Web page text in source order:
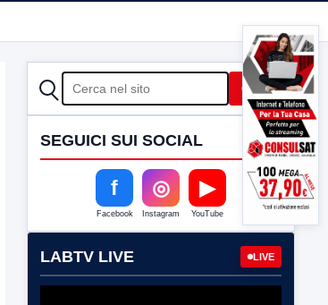
CERCA Cerca
SEGUICI SUI SOCIAL
f
Facebook
◎
Instagram
▶
YouTube
LABTV LIVE LIVE